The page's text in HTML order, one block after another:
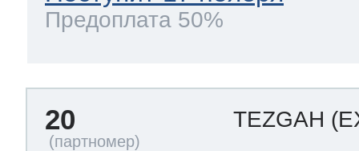
Предоплата 50%
20 TEZGAH